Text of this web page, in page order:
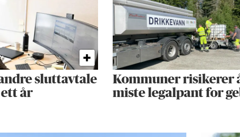
sluttavtale
år
Kommuner risikerer
miste legalpant for